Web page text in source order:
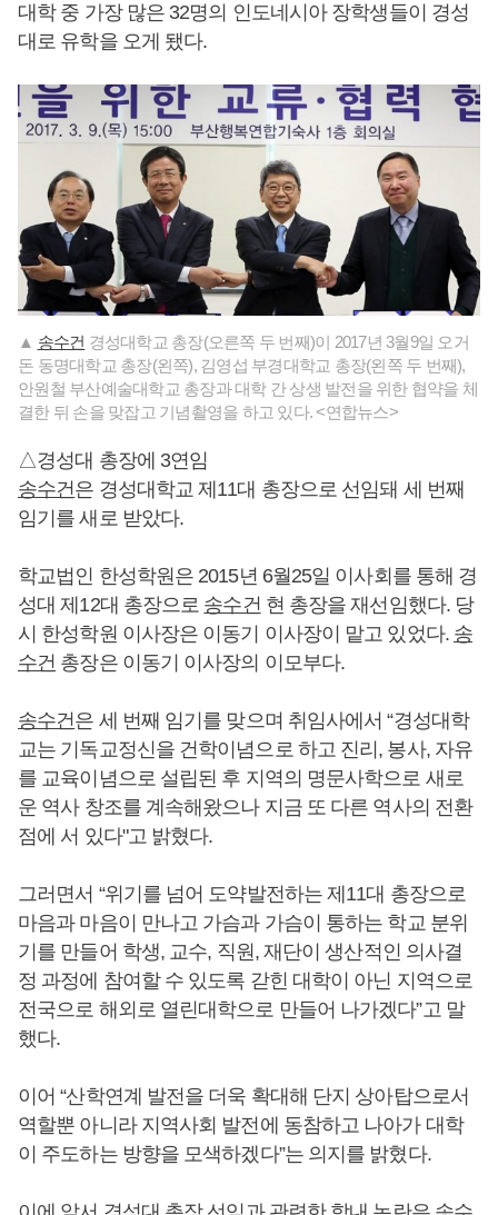
대학 중 가장 많은 32명의 인도네시아 장학생들이 경성
대로 유학을 오게 됐다.
▲ 송수건 경성대학교 총장(오른쪽 두 번째)이 2017년 3월9일 오거
돈 동명대학교 총장(왼쪽), 김영섭 부경대학교 총장(왼쪽 두 번째),
안원철 부산예술대학교 총장과 대학 간 상생 발전을 위한 협약을 체
결한 뒤 손을 맞잡고 기념촬영을 하고 있다. <연합뉴스>
△경성대 총장에 3연임
송수건은 경성대학교 제11대 총장으로 선임돼 세 번째
임기를 새로 받았다.
학교법인 한성학원은 2015년 6월25일 이사회를 통해 경
성대 제12대 총장으로 송수건 현 총장을 재선임했다. 당
시 한성학원 이사장은 이동기 이사장이 맡고 있었다. 송
수건 총장은 이동기 이사장의 이모부다.
송수건은 세 번째 임기를 맞으며 취임사에서 “경성대학
교는 기독교정신을 건학이념으로 하고 진리, 봉사, 자유
를 교육이념으로 설립된 후 지역의 명문사학으로 새로
운 역사 창조를 계속해왔으나 지금 또 다른 역사의 전환
점에 서 있다"고 밝혔다.
그러면서 “위기를 넘어 도약발전하는 제11대 총장으로
마음과 마음이 만나고 가슴과 가슴이 통하는 학교 분위
기를 만들어 학생, 교수, 직원, 재단이 생산적인 의사결
정 과정에 참여할 수 있도록 갇힌 대학이 아닌 지역으로
전국으로 해외로 열린대학으로 만들어 나가겠다”고 말
했다.
이어 “산학연계 발전을 더욱 확대해 단지 상아탑으로서
역할뿐 아니라 지역사회 발전에 동참하고 나아가 대학
이 주도하는 방향을 모색하겠다”는 의지를 밝혔다.